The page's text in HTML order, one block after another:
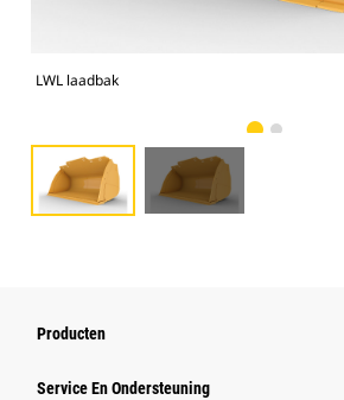
LWL laadbak
Producten
Service En Ondersteuning